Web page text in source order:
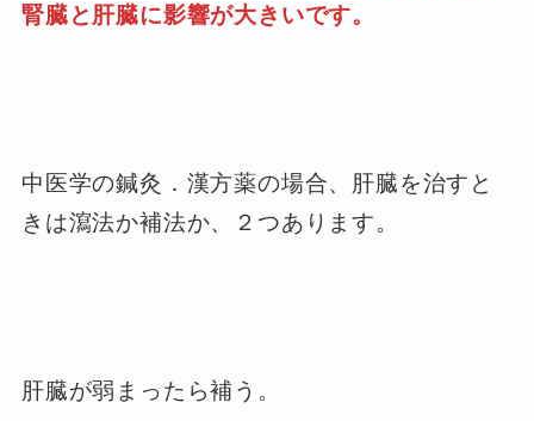
腎臓と肝臓に影響が大きいです。
中医学の鍼灸．漢方薬の場合、肝臓を治すと
きは瀉法か補法か、２つあります。
肝臓が弱まったら補う。